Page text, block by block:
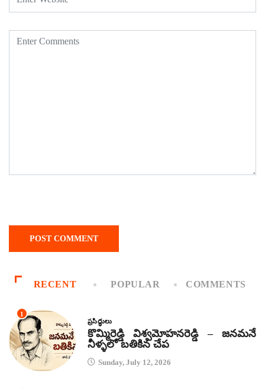
RECENT POPULAR COMMENTS
1
ప్రసిద్ధులు
కొమ్మిరెడ్డి విశ్వమోహనరెడ్డి – జనమనే
నీళ్ళలో బతికిన చేప
Sunday, July 12, 2026